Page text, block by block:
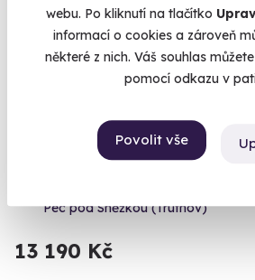
webu. Po kliknutí na tlačítko
informací o cookies a zároveň
některé z nich. Váš souhlas
pomocí odkazu v
Povolit vše
Doporučujeme
Horská residence v Peci pod
Pec pod Sněžkou (Trutnov)
13 190 Kč